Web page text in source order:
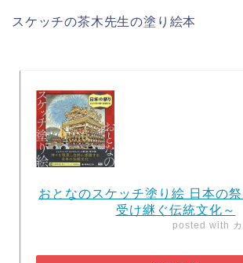
スケッチの茶木先生の塗り絵本
おとなのスケッチ塗り絵 日本の
受け継ぐ伝統文化～
posted with